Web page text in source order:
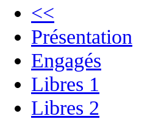
<<
Présentation
Engagés
Libres 1
Libres 2